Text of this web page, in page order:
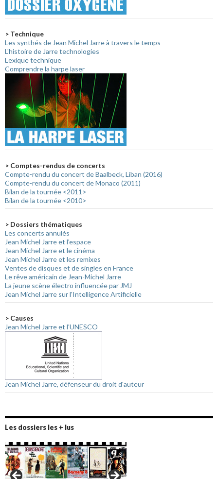
> Technique
Les synthés de Jean Michel Jarre à travers le temps
L'histoire de Jarre technologies
Lexique technique
Comprendre la harpe laser
> Comptes-rendus de concerts
Compte-rendu du concert de Baalbeck, Liban (2016)
Compte-rendu du concert de Monaco (2011)
Bilan de la tournée <2011>
Bilan de la tournée <2010>
> Dossiers thématiques
Les concerts annulés
Jean Michel Jarre et l'espace
Jean Michel Jarre et le cinéma
Jean Michel Jarre et les remixes
Ventes de disques et de singles en France
Le rêve américain de Jean-Michel Jarre
La jeune scène électro influencée par JMJ
Jean Michel Jarre sur l'Intelligence Artificielle
> Causes
Jean Michel Jarre et l'UNESCO
Jean Michel Jarre, défenseur du droit d'auteur
Les dossiers les + lus